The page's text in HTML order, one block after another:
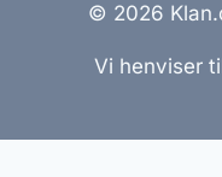
© 2026
Vi henviser